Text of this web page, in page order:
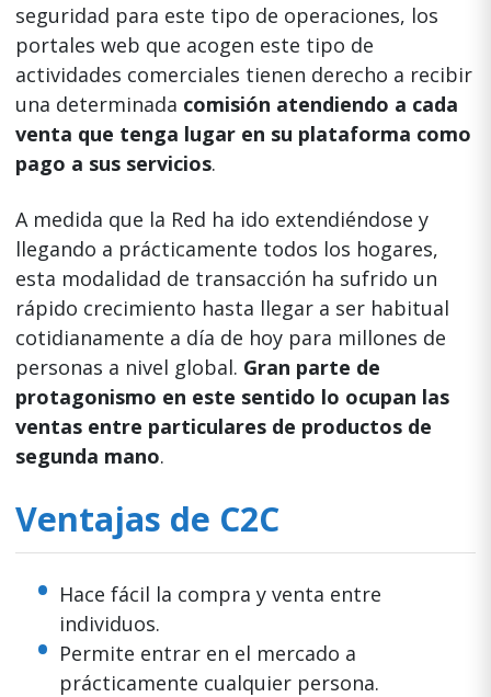
seguridad para este tipo de operaciones, los
portales web que acogen este tipo de
actividades comerciales tienen derecho a recibir
una determinada comisión atendiendo a cada
venta que tenga lugar en su plataforma como
pago a sus servicios.
A medida que la Red ha ido extendiéndose y
llegando a prácticamente todos los hogares,
esta modalidad de transacción ha sufrido un
rápido crecimiento hasta llegar a ser habitual
cotidianamente a día de hoy para millones de
personas a nivel global. Gran parte de
protagonismo en este sentido lo ocupan las
ventas entre particulares de productos de
segunda mano.
Ventajas de C2C
Hace fácil la compra y venta entre
individuos.
Permite entrar en el mercado a
prácticamente cualquier persona.